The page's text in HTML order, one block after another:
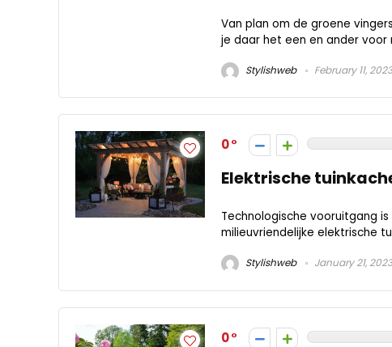
Van plan om de groene
je daar het een en ander voor
Stylishweb February 11, 2023
0
Elektrische
Technologische vooruitgang
milieuvriendelijke elektrische
Stylishweb January 21, 2023
0